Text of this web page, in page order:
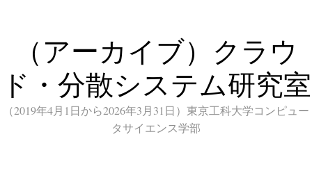
（アーカイブ）クラウ
ド・分散システム研究室
（2019年4月1日から2026年3月31日）東京工科大学コンピュー
タサイエンス学部